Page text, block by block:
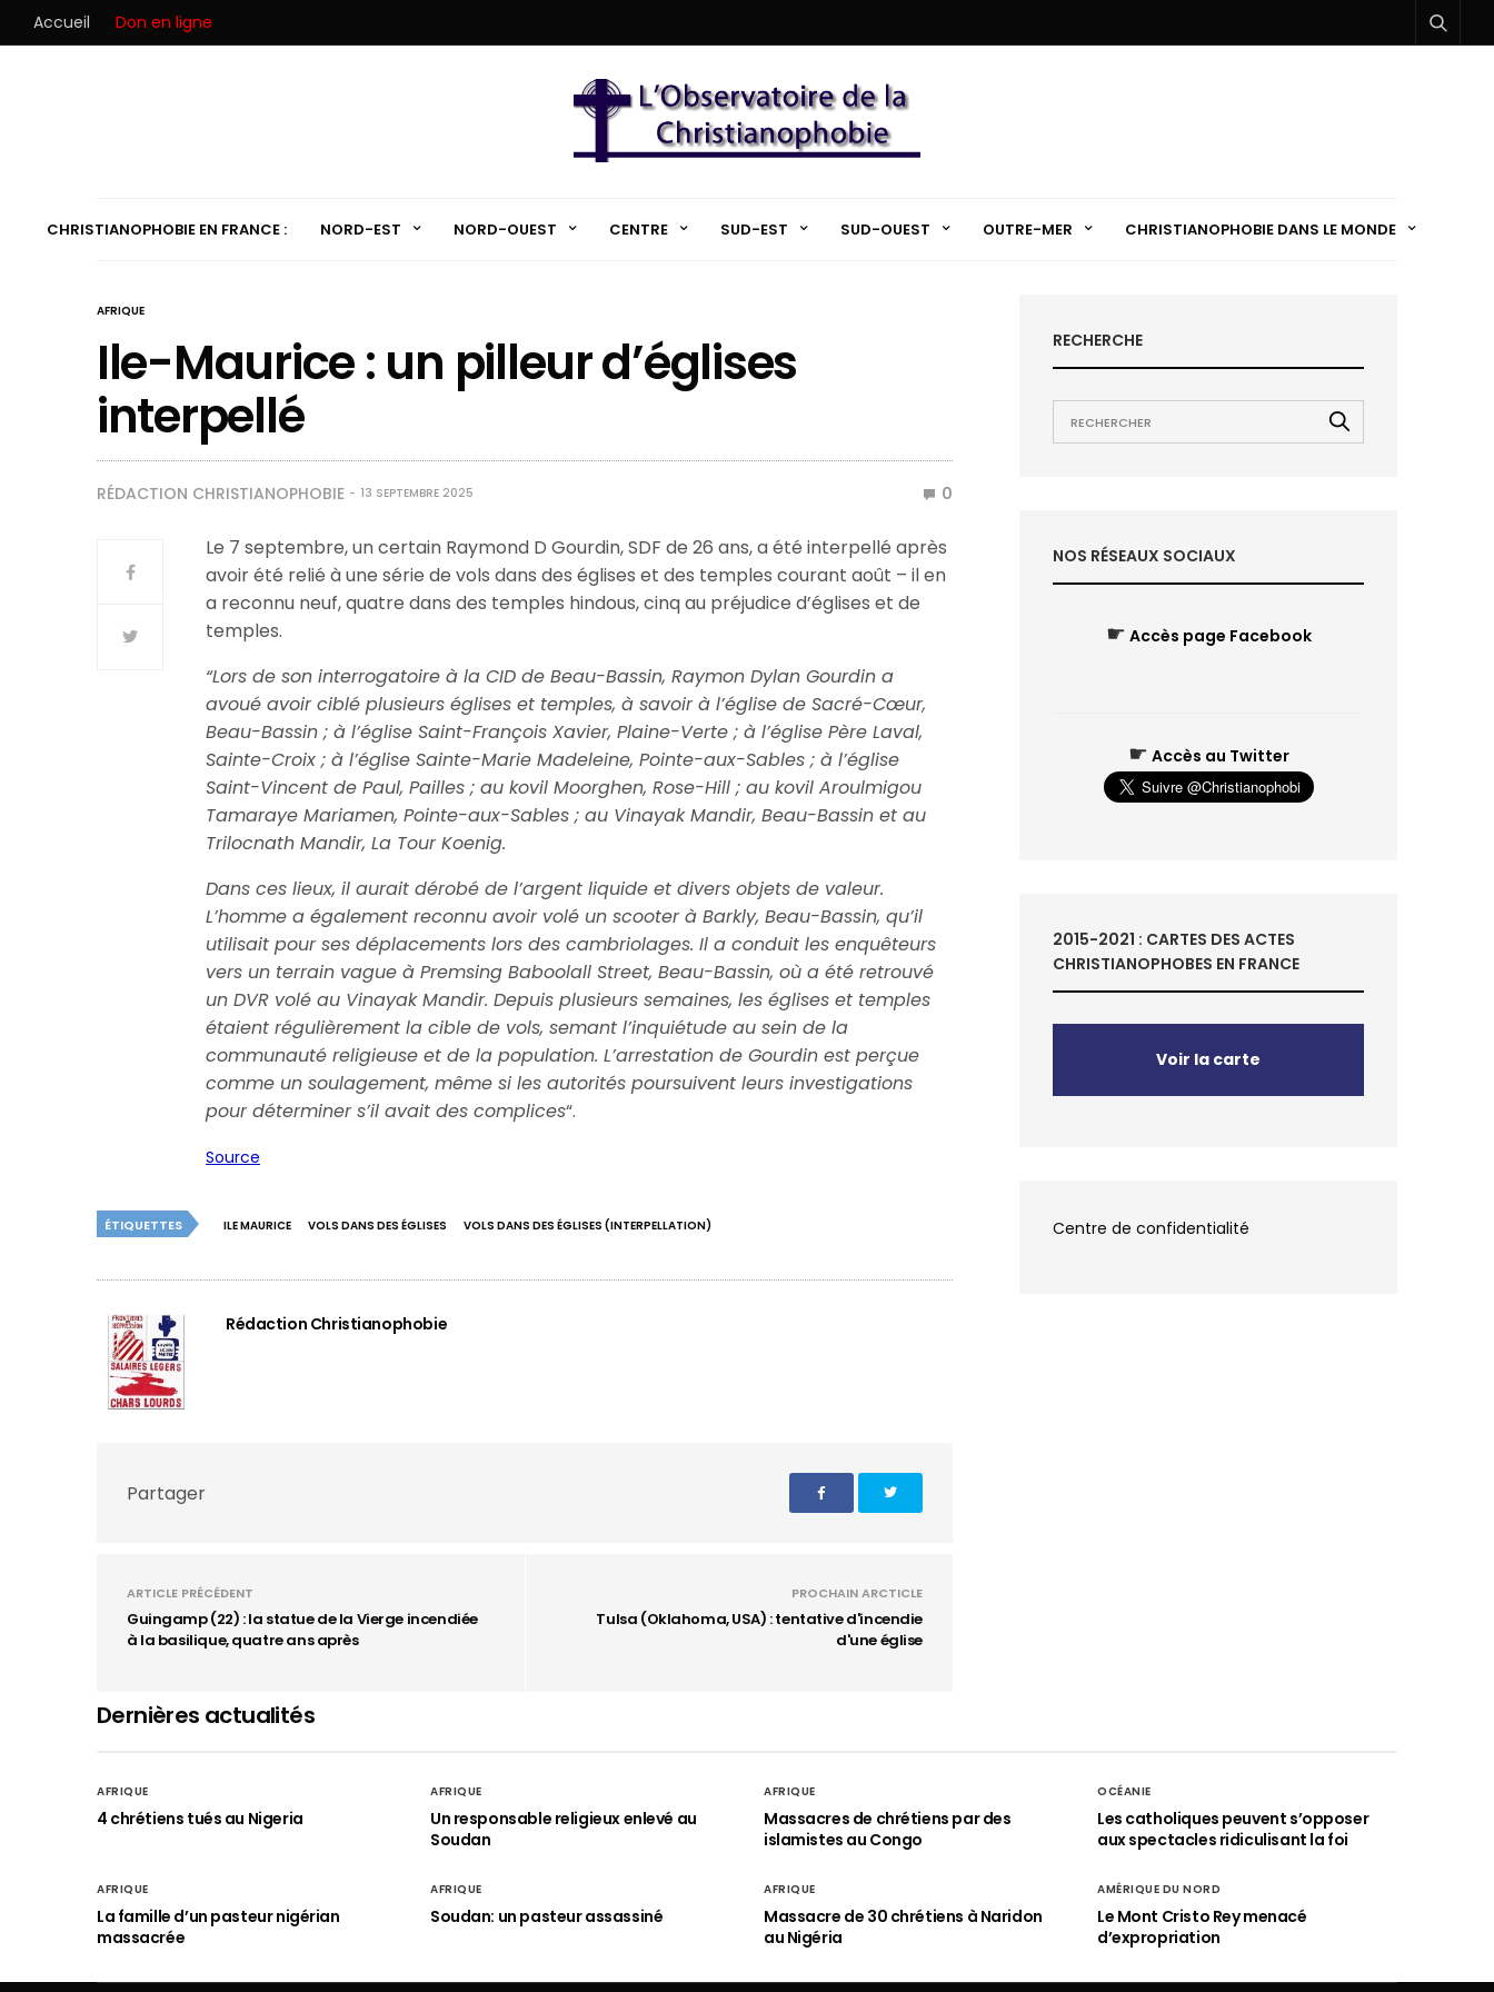
Accueil Don en ligne
CHRISTIANOPHOBIE EN FRANCE : NORD-EST NORD-OUEST CENTRE SUD-EST SUD-OUEST OUTRE-MER CHRISTIANOPHOBIE DANS LE MONDE
AFRIQUE
Ile-Maurice : un pilleur d’églises
interpellé
RÉDACTION CHRISTIANOPHOBIE 13 SEPTEMBRE 2025 0
Le 7 septembre, un certain Raymond D Gourdin, SDF de 26 ans, a été interpellé après
avoir été relié à une série de vols dans des églises et des temples courant août – il en
a reconnu neuf, quatre dans des temples hindous, cinq au préjudice d’églises et de
temples.
“Lors de son interrogatoire à la CID de Beau-Bassin, Raymon Dylan Gourdin a
avoué avoir ciblé plusieurs églises et temples, à savoir à l’église de Sacré-Cœur,
Beau-Bassin ; à l’église Saint-François Xavier, Plaine-Verte ; à l’église Père Laval,
Sainte-Croix ; à l’église Sainte-Marie Madeleine, Pointe-aux-Sables ; à l’église
Saint-Vincent de Paul, Pailles ; au kovil Moorghen, Rose-Hill ; au kovil Aroulmigou
Tamaraye Mariamen, Pointe-aux-Sables ; au Vinayak Mandir, Beau-Bassin et au
Trilocnath Mandir, La Tour Koenig.
Dans ces lieux, il aurait dérobé de l’argent liquide et divers objets de valeur.
L’homme a également reconnu avoir volé un scooter à Barkly, Beau-Bassin, qu’il
utilisait pour ses déplacements lors des cambriolages. Il a conduit les enquêteurs
vers un terrain vague à Premsing Baboolall Street, Beau-Bassin, où a été retrouvé
un DVR volé au Vinayak Mandir. Depuis plusieurs semaines, les églises et temples
étaient régulièrement la cible de vols, semant l’inquiétude au sein de la
communauté religieuse et de la population. L’arrestation de Gourdin est perçue
comme un soulagement, même si les autorités poursuivent leurs investigations
pour déterminer s’il avait des complices“.
Source
ÉTIQUETTES ILE MAURICE VOLS DANS DES ÉGLISES VOLS DANS DES ÉGLISES (INTERPELLATION)
Rédaction Christianophobie
Partager
ARTICLE PRÉCÉDENT
Guingamp (22) : la statue de la Vierge incendiée
à la basilique, quatre ans après
PROCHAIN ARCTICLE
Tulsa (Oklahoma, USA) : tentative d'incendie
d'une église
RECHERCHE
NOS RÉSEAUX SOCIAUX
☛ Accès page Facebook
☛ Accès au Twitter
2015-2021 : CARTES DES ACTES
CHRISTIANOPHOBES EN FRANCE
Voir la carte
Centre de confidentialité
Dernières actualités
AFRIQUE
4 chrétiens tués au Nigeria
AFRIQUE
Un responsable religieux enlevé au
Soudan
AFRIQUE
Massacres de chrétiens par des
islamistes au Congo
OCÉANIE
Les catholiques peuvent s’opposer
aux spectacles ridiculisant la foi
AFRIQUE
La famille d’un pasteur nigérian
massacrée
AFRIQUE
Soudan: un pasteur assassiné
AFRIQUE
Massacre de 30 chrétiens à Naridon
au Nigéria
AMÉRIQUE DU NORD
Le Mont Cristo Rey menacé
d’expropriation